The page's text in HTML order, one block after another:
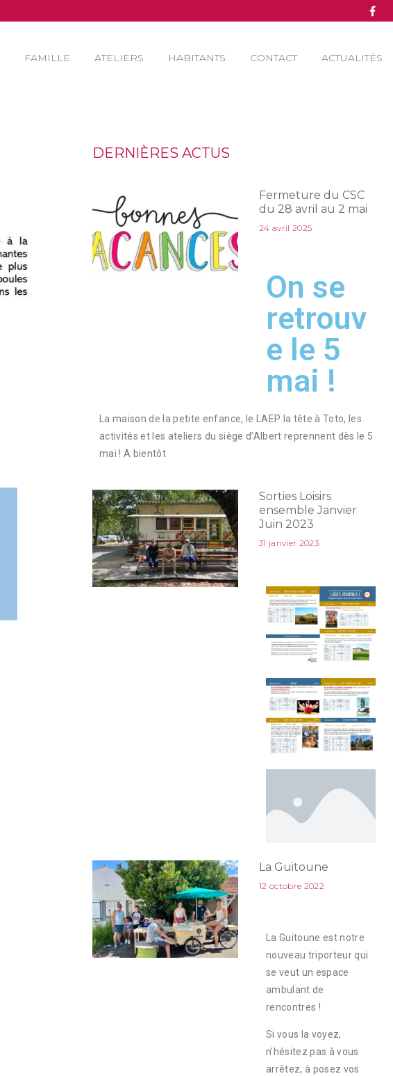
FAMILLE ATELIERS HABITANTS CONTACT ACTUALITÉS
DERNIÈRES ACTUS
Fermeture du CSC
du 28 avril au 2 mai
24 avril 2025
On se
retrouv
e le 5
mai !
La maison de la petite enfance, le LAEP la tête à Toto, les
activités et les ateliers du siège d’Albert reprennent dès le 5
mai ! A bientôt
Sorties Loisirs
ensemble Janvier
Juin 2023
31 janvier 2023
La Guitoune
12 octobre 2022
La Guitoune est notre
nouveau triporteur qui
se veut un espace
ambulant de
rencontres !
Si vous la voyez,
n’hésitez pas à vous
arrêtez, à posez vos